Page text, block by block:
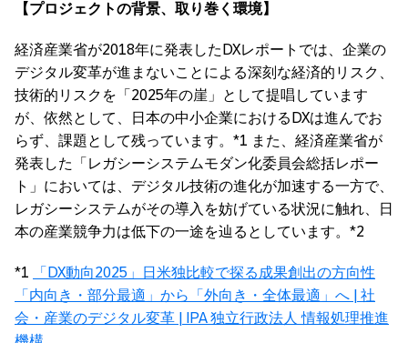
【プロジェクトの背景、取り巻く環境】
経済産業省が2018年に発表したDXレポートでは、企業の
デジタル変革が進まないことによる深刻な経済的リスク、
技術的リスクを「2025年の崖」として提唱しています
が、依然として、日本の中小企業におけるDXは進んでお
らず、課題として残っています。*1 また、経済産業省が
発表した「レガシーシステムモダン化委員会総括レポー
ト」においては、デジタル技術の進化が加速する一方で、
レガシーシステムがその導入を妨げている状況に触れ、日
本の産業競争力は低下の一途を辿るとしています。*2
*1
「DX動向2025」日米独比較で探る成果創出の方向性
「内向き・部分最適」から「外向き・全体最適」へ | 社
会・産業のデジタル変革 | IPA 独立行政法人 情報処理推進